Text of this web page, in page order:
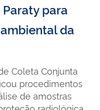
para
da
Coleta Conjunta
procedimentos
de amostras